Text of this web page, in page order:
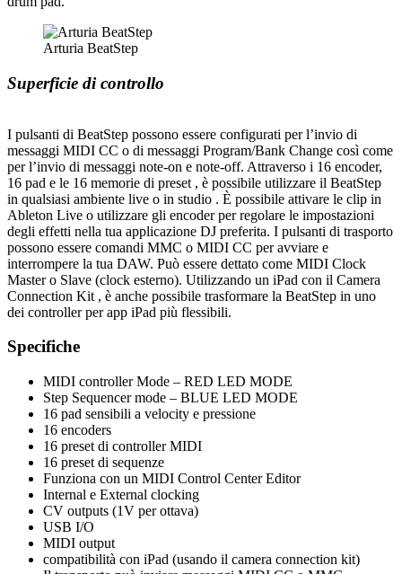
Arturia BeatStep
Superficie di controllo
I pulsanti di BeatStep possono essere configurati per l’invio di
messaggi MIDI CC o di messaggi Program/Bank Change così come
per l’invio di messaggi note-on e note-off. Attraverso i 16 encoder,
16 pad e le 16 memorie di preset , è possibile utilizzare il BeatStep
in qualsiasi ambiente live o in studio . È possibile attivare le clip in
Ableton Live o utilizzare gli encoder per regolare le impostazioni
degli effetti nella tua applicazione DJ preferita. I pulsanti di trasporto
possono essere comandi MMC o MIDI CC per avviare e
interrompere la tua DAW. Può essere dettato come MIDI Clock
Master o Slave (clock esterno). Utilizzando un iPad con il Camera
Connection Kit , è anche possibile trasformare la BeatStep in uno
dei controller per app iPad più flessibili.
Specifiche
MIDI controller Mode – RED LED MODE
Step Sequencer mode – BLUE LED MODE
16 pad sensibili a velocity e pressione
16 encoders
16 preset di controller MIDI
16 preset di sequenze
Funziona con un MIDI Control Center Editor
Internal e External clocking
CV outputs (1V per ottava)
USB I/O
MIDI output
compatibilità con iPad (usando il camera connection kit)